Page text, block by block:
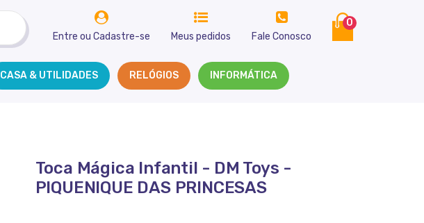
Entre ou Cadastre-se Meus pedidos Fale Conosco
0
CASA & UTILIDADES RELÓGIOS INFORMÁTICA
Toca Mágica Infantil - DM Toys -
PIQUENIQUE DAS PRINCESAS